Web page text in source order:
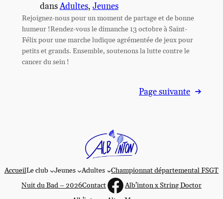
dansAdultes, Jeunes
Rejoignez-nous pour un moment de partage et de bonne
humeur !Rendez-vous le dimanche 13 octobre à Saint-
Félix pour une marche ludique agrémentée de jeux pour
petits et grands. Ensemble, soutenons la lutte contre le
cancer du sein !
Page suivante →
AccueilLe club Jeunes Adultes
Championnat départemental FSGT
Nuit du Bad – 2026Contacthttps://Alb’inton x String Doctor